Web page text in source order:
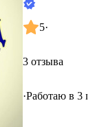
5·
3 отзыва
·Работаю в 3